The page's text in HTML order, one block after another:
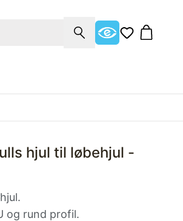
hjul til løbehjul -
og rund profil.